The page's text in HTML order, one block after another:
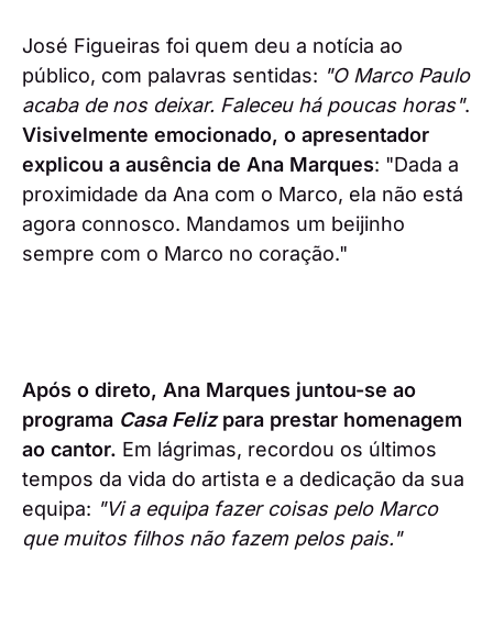
José Figueiras foi quem deu a notícia ao
público, com palavras sentidas: "O Marco Paulo
acaba de nos deixar. Faleceu há poucas horas".
Visivelmente emocionado, o apresentador
explicou a ausência de Ana Marques: "Dada a
proximidade da Ana com o Marco, ela não está
agora connosco. Mandamos um beijinho
sempre com o Marco no coração."
Após o direto, Ana Marques juntou-se ao
programa Casa Felizpara prestar homenagem
ao cantor. Em lágrimas, recordou os últimos
tempos da vida do artista e a dedicação da sua
equipa: "Vi a equipa fazer coisas pelo Marco
que muitos filhos não fazem pelos pais."